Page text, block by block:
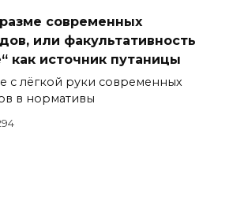
современных
или факультативность
как источник путаницы
с лёгкой руки современных
в нормативы